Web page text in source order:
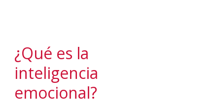
¿Qué es la
inteligencia
emocional?